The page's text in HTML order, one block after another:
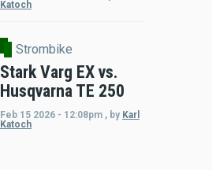
Katoch
Strombike
Stark Varg EX vs.
Husqvarna TE 250
Feb 15 2026 - 12:08pm , by Karl
Katoch